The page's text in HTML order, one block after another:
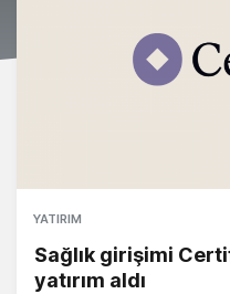
YATIRIM
Sağlık girişimi
yatırım aldı